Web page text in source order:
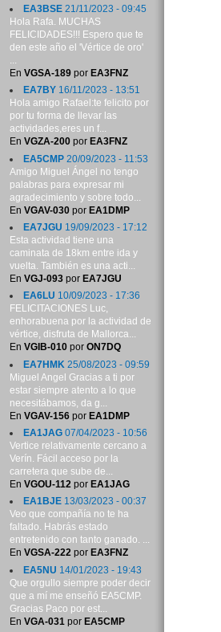
EA3BSE21/11/2023 - 09:45
Hola Rafa. MUCHAS
FELICIDADES!!! Espero que te
den este año el 'Vértice de oro'
...
En VGSA-189por EA3FNZ
EA7BY16/11/2023 - 13:51
Hola amigo Rafael:te felicito por
por tu forma de llevar las
actividades,eres un f...
En VGZA-200por EA3FNZ
EA5CMP20/09/2023 - 11:53
Amigo Miguel Ángel no tengo
palabras para expresar mi
agradecimiento y sobre todo...
En VGAV-030por EA1DMP
EA7JGU 19/09/2023 - 17:12
Esta actividad tiene una
caminata de 18km entre ida y
vuelta. También es una acti...
En VGJ-093por EA7JGU
EA6LU 10/09/2023 - 17:36
FELICITACIONES Luc,
enhorabuena por la actividad de
vértice, disfruta de Mallorca...
En VGIB-010por ON7DQ
EA7HMK 25/08/2023 - 09:59
Miguel Angel Gracias a ti por
estar siempre atento a lo que
necesitábamos, da g...
En VGAV-156por EA1DMP
EA1JAG07/04/2023 - 10:56
Vertice relativamente cercano a
Verín. Fácil acceso por la
carretera que sube de...
En VGOU-112por EA1JAG
EA1BJE13/03/2023 - 00:37
Veo que compañía no te ha
faltado. Habrás estado
entretenido con tanto ganado. ...
En VGSA-222por EA3FNZ
EA5NU 14/01/2023 - 19:43
Que orgullo siempre poder decir
que a mí me enseñó EA5CMP.
Gracias Paco por est...
En VGA-031 por EA5CMP